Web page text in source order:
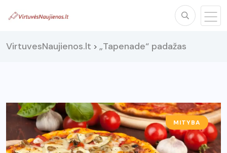
VirtuvesNaujienos.lt > „Tapenade“ padažas
MITYBA